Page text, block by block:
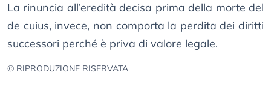
La rinuncia all’eredità decisa prima della morte del
de cuius, invece, non comporta la perdita dei diritti
successori perché è priva di valore legale.
© RIPRODUZIONE RISERVATA